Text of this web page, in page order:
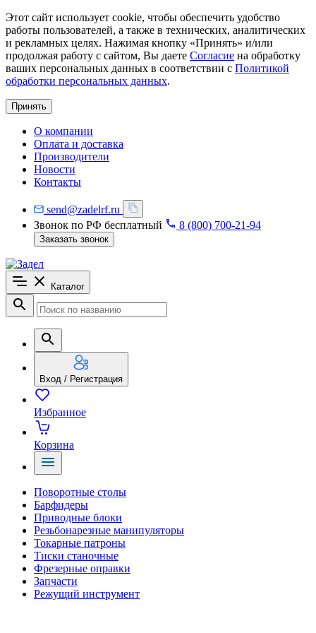
Этот сайт использует cookie, чтобы обеспечить удобство
работы пользователей, а также в технических, аналитических
и рекламных целях. Нажимая кнопку «Принять» и/или
продолжая работу с сайтом, Вы даете Согласие на обработку
ваших персональных данных в соответствии с Политикой
обработки персональных данных.
Принять
О компании
Оплата и доставка
Производители
Новости
Контакты
send@zadelrf.ru
Звонок по РФ бесплатный
8 (800) 700-21-94
Заказать звонок
Каталог
Вход / Регистрация
Избранное
Корзина
Поворотные столы
Барфидеры
Приводные блоки
Резьбонарезные манипуляторы
Токарные патроны
Тиски станочные
Фрезерные оправки
Запчасти
Режущий инструмент